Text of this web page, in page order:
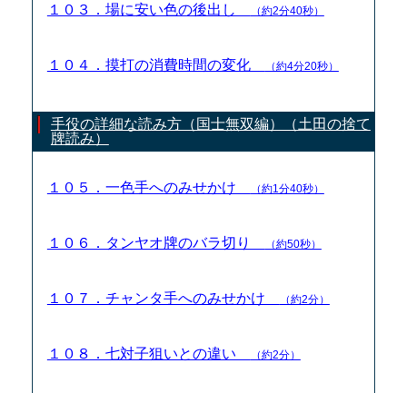
１０３．場に安い色の後出し （約2分40秒）
１０４．摸打の消費時間の変化 （約4分20秒）
手役の詳細な読み方（国士無双編）（土田の捨て
牌読み）
１０５．一色手へのみせかけ （約1分40秒）
１０６．タンヤオ牌のバラ切り （約50秒）
１０７．チャンタ手へのみせかけ （約2分）
１０８．七対子狙いとの違い （約2分）